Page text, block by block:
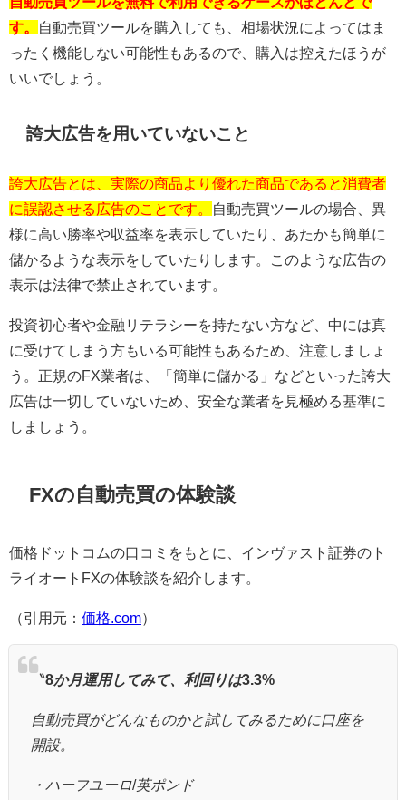
す。
自動売買ツールを購入しても、相場状況によってはま
ったく機能しない可能性もあるので、購入は控えたほうが
いいでしょう。
誇大広告を用いていないこと
誇大広告とは、実際の商品より優れた商品であると消費者
に誤認させる広告のことです。
自動売買ツールの場合、異
様に高い勝率や収益率を表示していたり、あたかも簡単に
儲かるような表示をしていたりします。このような広告の
表示は法律で禁止されています。
投資初心者や金融リテラシーを持たない方など、中には真
に受けてしまう方もいる可能性もあるため、注意しましょ
う。正規のFX業者は、「簡単に儲かる」などといった誇大
広告は一切していないため、安全な業者を見極める基準に
しましょう。
FXの自動売買の体験談
価格ドットコムの口コミをもとに、インヴァスト証券のト
ライオート FXの体験談を紹介します。
（引用元： 価格.com）
〝8か月運用してみて、利回りは3.3%
自動売買がどんなものかと試してみるために口座を
開設。
・ハーフユーロ/英ポンド